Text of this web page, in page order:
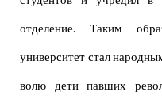
отделение. Таким
университет стал
волю дети павших